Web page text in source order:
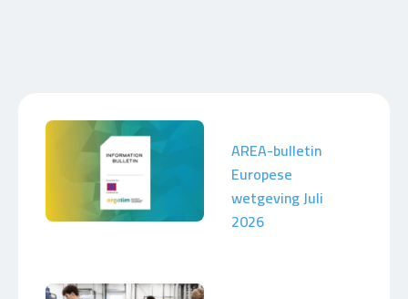
AREA-bulletin
Europese
wetgeving Juli
2026